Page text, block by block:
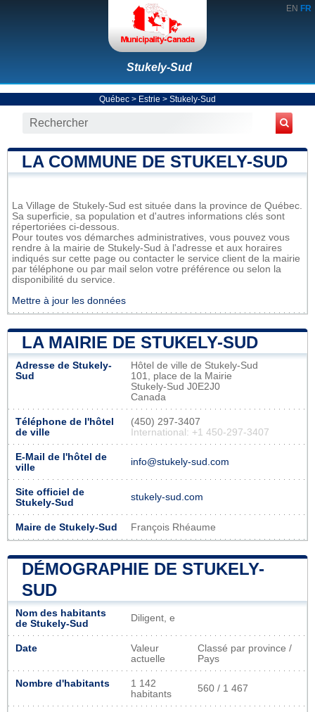
EN FR
Stukely-Sud
Québec > Estrie > Stukely-Sud
LA COMMUNE DE STUKELY-SUD
La Village de Stukely-Sud est située dans la province de Québec.
Sa superficie, sa population et d'autres informations clés sont
répertoriées ci-dessous.
Pour toutes vos démarches administratives, vous pouvez vous
rendre à la mairie de Stukely-Sud à l'adresse et aux horaires
indiqués sur cette page ou contacter le service client de la mairie
par téléphone ou par mail selon votre préférence ou selon la
disponibilité du service.
Mettre à jour les données
LA MAIRIE DE STUKELY-SUD
Adresse de Stukely-
Sud
Hôtel de ville de Stukely-Sud
101, place de la Mairie
Stukely-Sud J0E2J0
Canada
Téléphone de l'hôtel
de ville
(450) 297-3407
International: +1 450-297-3407
E-Mail de l'hôtel de
ville
info@stukely-sud.com
Site officiel de
Stukely-Sud
stukely-sud.com
Maire de Stukely-Sud François Rhéaume
DÉMOGRAPHIE DE STUKELY-
SUD
Nom des habitants
de Stukely-Sud
Diligent, e
Date
Valeur
actuelle
Classé par province /
Pays
Nombre d'habitants
1 142
habitants
560 / 1 467